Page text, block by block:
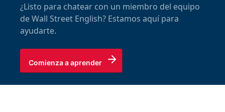
¿Listo para chatear con un miembro del equipo
de Wall Street English? Estamos aquí para
ayudarte.
Comienza a aprender